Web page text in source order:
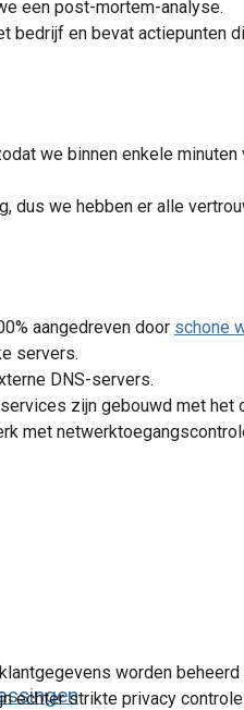
een post-mortem-analyse.
bedrijf en bevat
we binnen enkele
dus we hebben er alle
aangedreven door schone
servers.
DNS-servers.
zijn gebouwd met het
met
worden beheerd
echter strikte privacy